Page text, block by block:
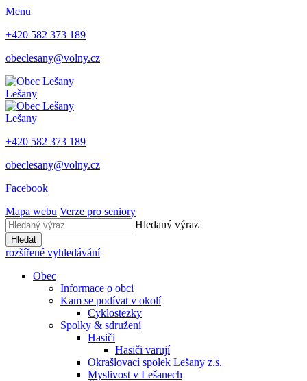
Menu
+420 582 373 189
obeclesany@volny.cz
Lešany
Lešany
+420 582 373 189
obeclesany@volny.cz
Facebook
Mapa webu Verze pro seniory
Hledaný výraz
Hledat
rozšířené vyhledávání
Obec
Informace o obci
Kam se podívat v okolí
Cyklostezky
Spolky & sdružení
Hasiči
Hasiči varují
Okrašlovací spolek Lešany z.s.
Myslivost v Lešanech